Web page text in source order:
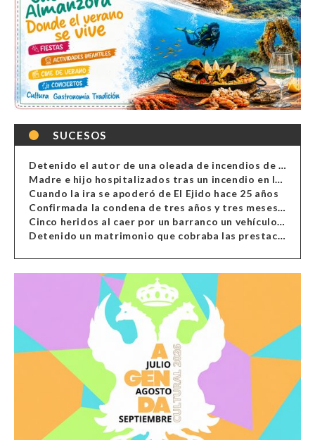
SUCESOS
Detenido el autor de una oleada de incendios de contenedores en Almería
Madre e hijo hospitalizados tras un incendio en la cocina de una vivienda en Almería
Cuando la ira se apoderó de El Ejido hace 25 años
Confirmada la condena de tres años y tres meses al hombre de Antas acusado de xenofobia
Cinco heridos al caer por un barranco un vehículo en Alcolea
Detenido un matrimonio que cobraba las prestaciones de ilegales en Almería, Granada, Málaga, Huelva y Murcia